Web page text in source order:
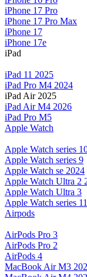
iPhone 17 Pro
iPhone 17 Pro Max
iPhone 17
iPhone 17e
iPad
iPad 11 2025
iPad Pro M4 2024
iPad Air 2025
iPad Air M4 2026
iPad Pro M5
Apple Watch
Apple Watch series
Apple Watch series 9
Apple Watch se 2024
Apple Watch Ultra 2
Apple Watch Ultra 3
Apple Watch series 11
Airpods
AirPods Pro 3
AirPods Pro 2
AirPods 4
MacBook Air M3